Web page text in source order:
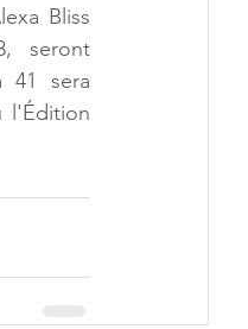
Bliss
seront
41 sera
l'Édition